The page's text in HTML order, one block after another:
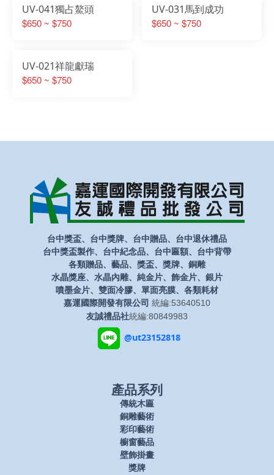
UV-041獨占鰲頭
$650 ~ $750
UV-031馬到成功
$650 ~ $750
UV-021祥龍獻瑞
$650 ~ $750
台中獎盃、台中獎牌、台中贈品、台中退休禮品
台中獎盃製作、台中紀念品、台中匾額、台中背帶
各類贈品、藝品、獎盃、獎牌、銅雕
水晶獎座、水晶內雕、純金片、飾金片、銀片
噴墨金片、雙面冷膠、單面亮膜、各類耗材
嘉運國際開發有限公司 統編:53640510
友誠禮品社統編:80849983
@ut23152818
產品系列
傳統木匾
銅雕藝術
彩印藝術
櫥窗藝品
壁飾掛畫
獎牌